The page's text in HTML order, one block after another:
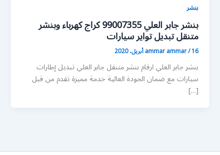
بنشر
بنشر جابر العلي 99007355 كراج كهرباء وبنشر
متنقل تبديل تواير سيارات
ammar ammar/16 أبريل، 2020
بنشر جابر العلي ارقام بنشر متنقل جابر العلي تبديل إطارات
سيارات مع ضمان الجودة العالية خدمة مميزة تقدم من قبل
[…]